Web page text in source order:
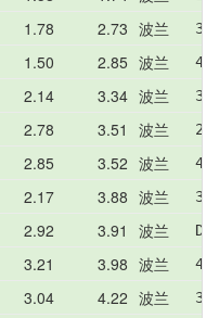
1.78 2.73 波兰
1.50 2.85 波兰
2.14 3.34 波兰
2.78 3.51 波兰
2.85 3.52 波兰
2.17 3.88 波兰
2.92 3.91 波兰
3.21 3.98 波兰
3.04 4.22 波兰